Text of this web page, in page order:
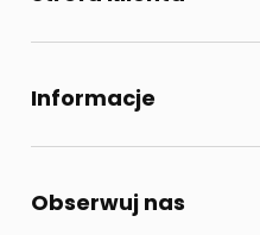
Informacje
Obserwuj nas